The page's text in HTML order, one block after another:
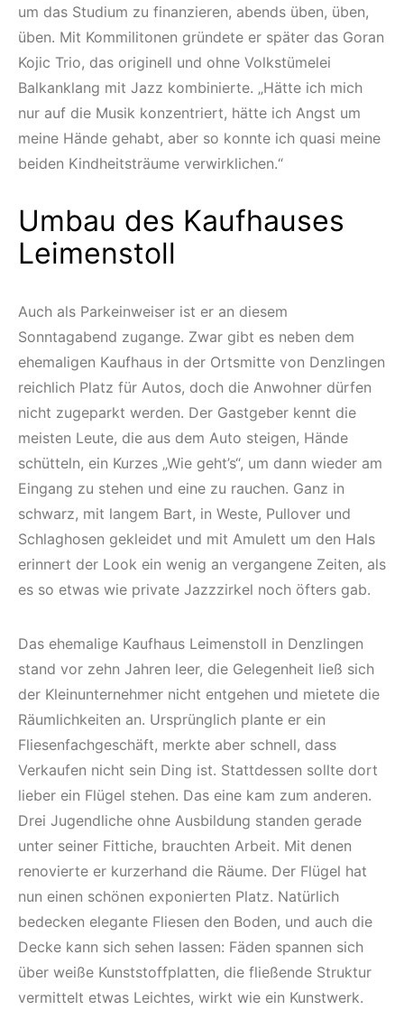
um das Studium zu finanzieren, abends üben, üben,
üben. Mit Kommilitonen gründete er später das Goran
Kojic Trio, das originell und ohne Volkstümelei
Balkanklang mit Jazz kombinierte. „Hätte ich mich
nur auf die Musik konzentriert, hätte ich Angst um
meine Hände gehabt, aber so konnte ich quasi meine
beiden Kindheitsträume verwirklichen.“
Umbau des Kaufhauses
Leimenstoll
Auch als Parkeinweiser ist er an diesem
Sonntagabend zugange. Zwar gibt es neben dem
ehemaligen Kaufhaus in der Ortsmitte von Denzlingen
reichlich Platz für Autos, doch die Anwohner dürfen
nicht zugeparkt werden. Der Gastgeber kennt die
meisten Leute, die aus dem Auto steigen, Hände
schütteln, ein Kurzes „Wie geht’s“, um dann wieder am
Eingang zu stehen und eine zu rauchen. Ganz in
schwarz, mit langem Bart, in Weste, Pullover und
Schlaghosen gekleidet und mit Amulett um den Hals
erinnert der Look ein wenig an vergangene Zeiten, als
es so etwas wie private Jazzzirkel noch öfters gab.
Das ehemalige Kaufhaus Leimenstoll in Denzlingen
stand vor zehn Jahren leer, die Gelegenheit ließ sich
der Kleinunternehmer nicht entgehen und mietete die
Räumlichkeiten an. Ursprünglich plante er ein
Fliesenfachgeschäft, merkte aber schnell, dass
Verkaufen nicht sein Ding ist. Stattdessen sollte dort
lieber ein Flügel stehen. Das eine kam zum anderen.
Drei Jugendliche ohne Ausbildung standen gerade
unter seiner Fittiche, brauchten Arbeit. Mit denen
renovierte er kurzerhand die Räume. Der Flügel hat
nun einen schönen exponierten Platz. Natürlich
bedecken elegante Fliesen den Boden, und auch die
Decke kann sich sehen lassen: Fäden spannen sich
über weiße Kunststoffplatten, die fließende Struktur
vermittelt etwas Leichtes, wirkt wie ein Kunstwerk.